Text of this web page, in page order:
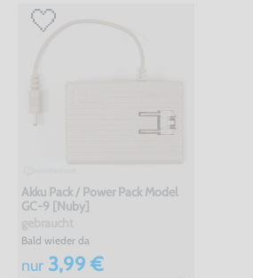
Akku Pack / Power Pack Model
GC-9 [Nuby]
Bald wieder da
nur3,99 €